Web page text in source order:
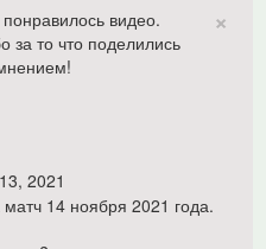
×
видео.
за то что поделились
2021
14 ноября 2021 года.